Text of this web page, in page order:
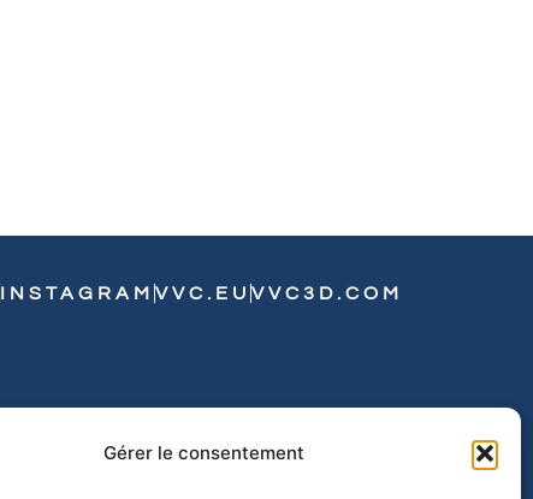
Gérer le consentement
INSTAGRAM VVC.EU VVC3D.COM